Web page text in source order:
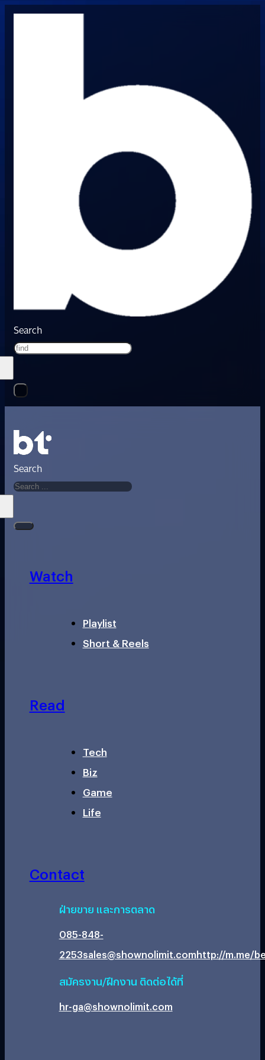
Search
Search
Watch
Playlist
Short & Reels
Read
Tech
Biz
Game
Life
Contact
ฝ่ายขาย และการตลาด
085-848-
2253sales@shownolimit.comhttp://m.me/
สมัครงาน/ฝึกงาน ติดต่อได้ที่
hr-ga@shownolimit.com